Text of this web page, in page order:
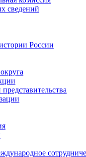
сведений
России